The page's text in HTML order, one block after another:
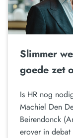
Slimmer
goede zet
Is HR nog
Machiel Den
Beirendonck
erover in